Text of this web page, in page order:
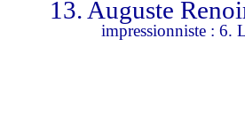
13. Auguste
impressionniste : 6.